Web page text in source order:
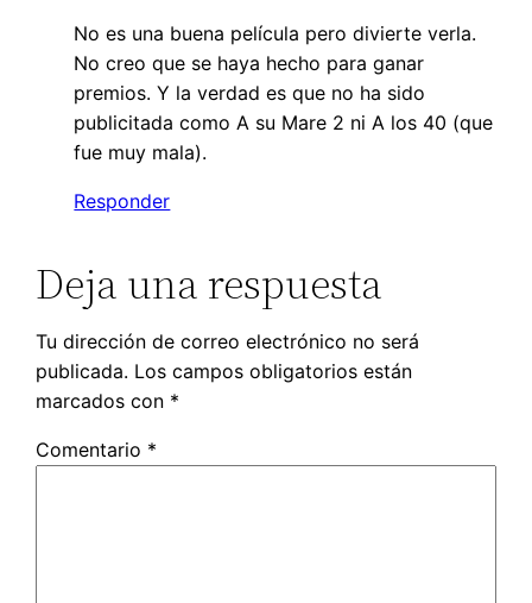
No es una buena película pero divierte verla.
No creo que se haya hecho para ganar
premios. Y la verdad es que no ha sido
publicitada como A su Mare 2 ni A los 40 (que
fue muy mala).
Responder
Deja una respuesta
Tu dirección de correo electrónico no será
publicada. Los campos obligatorios están
marcados con *
Comentario *